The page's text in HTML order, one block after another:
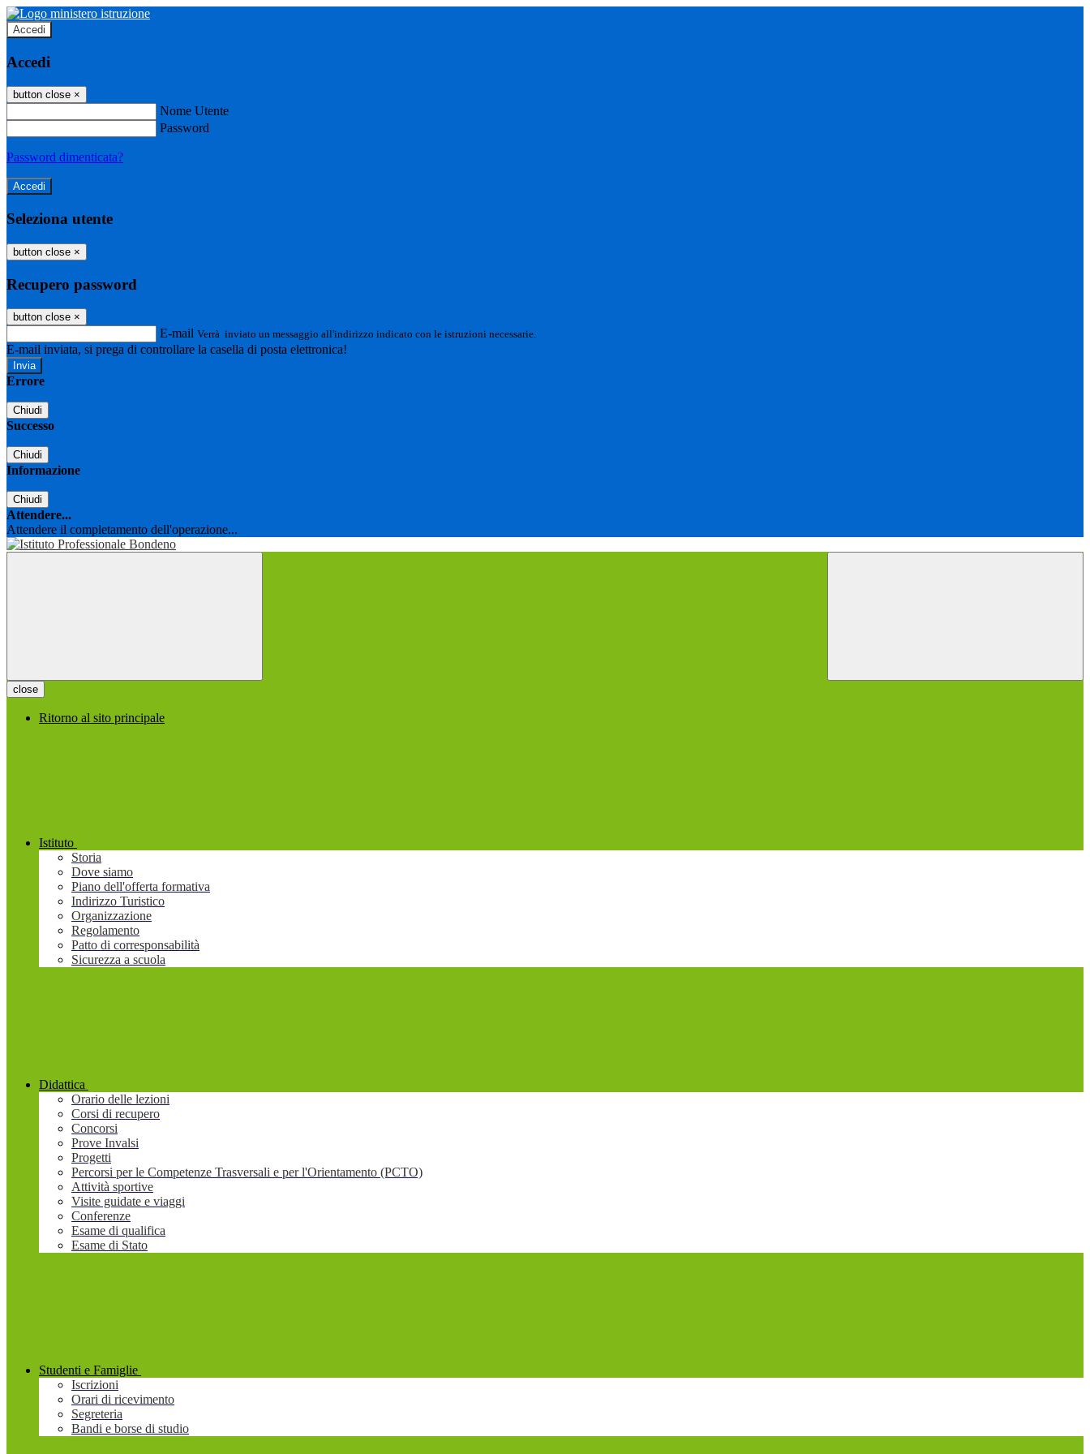
Accedi
Accedi
button close ×
Nome Utente
Password
Password dimenticata?
Seleziona utente
button close ×
Recupero password
button close ×
E-mail Verrà inviato un messaggio all'indirizzo indicato con le istruzioni necessarie.
E-mail inviata, si prega di controllare la casella di posta elettronica!
Errore
Chiudi
Successo
Chiudi
Informazione
Chiudi
Attendere...
Attendere il completamento dell'operazione...
close
Ritorno al sito principale
Istituto
Storia
Dove siamo
Piano dell'offerta formativa
Indirizzo Turistico
Organizzazione
Regolamento
Patto di corresponsabilità
Sicurezza a scuola
Didattica
Orario delle lezioni
Corsi di recupero
Concorsi
Prove Invalsi
Progetti
Percorsi per le Competenze Trasversali e per l'Orientamento (PCTO)
Attività sportive
Visite guidate e viaggi
Conferenze
Esame di qualifica
Esame di Stato
Studenti e Famiglie
Iscrizioni
Orari di ricevimento
Segreteria
Bandi e borse di studio